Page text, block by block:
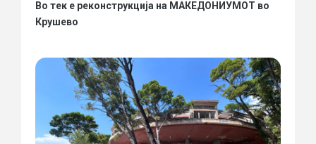
Во тек е реконструкција на МАКЕДОНИУМОТ во
Крушево